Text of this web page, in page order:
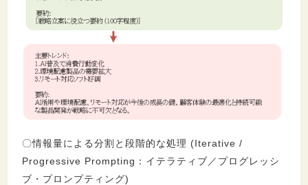
〇情報量による分割と段階的な処理 (Iterative /
Progressive Prompting：イテラティブ／プログレッシ
ブ・プロンプティング)